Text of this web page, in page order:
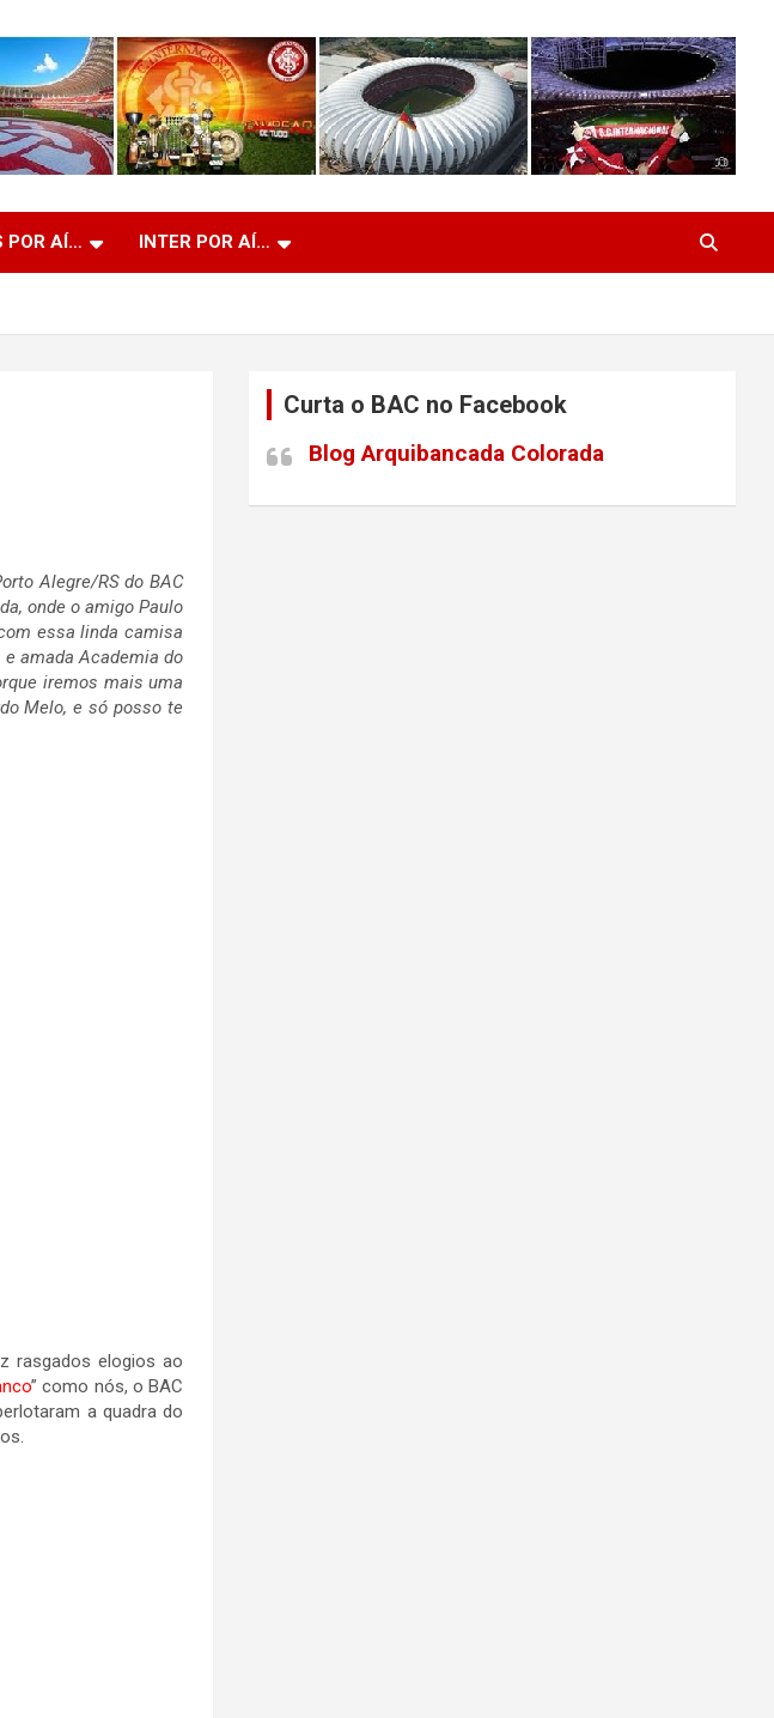
POR AÍ… INTER POR AÍ…
Alegre/RS do BAC
onde o amigo Paulo
essa linda camisa
amada Academia do
iremos mais uma
Melo, e só posso te
rasgados elogios ao
” como nós, o BAC
a quadra do
Curta o BAC no Facebook
Blog Arquibancada Colorada